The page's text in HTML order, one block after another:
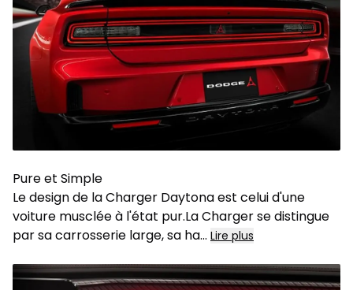
Pure et Simple
Le design de la Charger Daytona est celui d'une
voiture musclée à l'état pur.La Charger se distingue
par sa carrosserie large, sa ha... Lire plus